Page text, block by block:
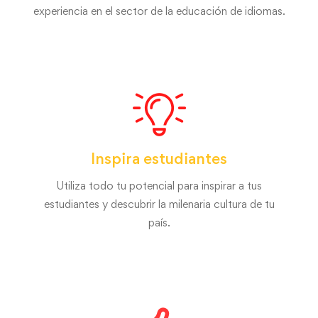
experiencia en el sector de la educación de idiomas.
Inspira estudiantes
Utiliza todo tu potencial para inspirar a tus
estudiantes y descubrir la milenaria cultura de tu
país.